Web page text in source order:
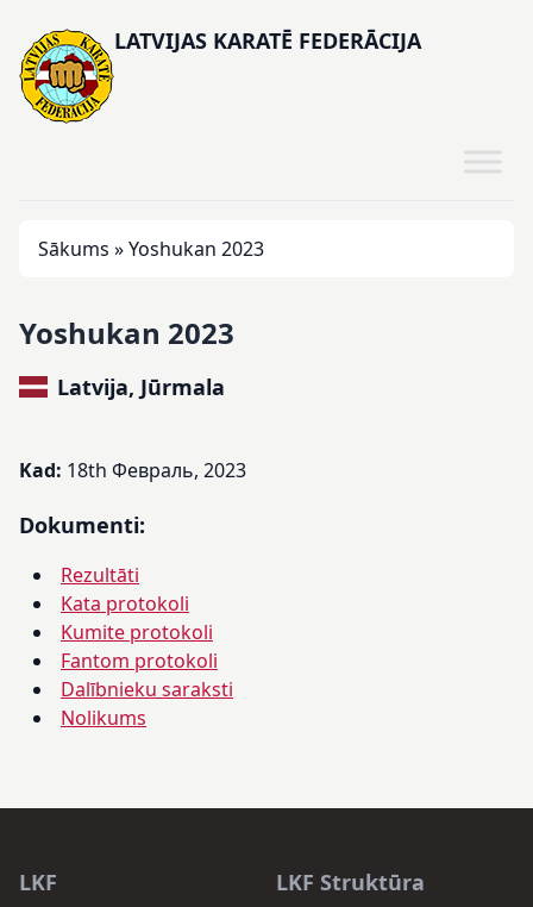
LATVIJAS KARATĒ FEDERĀCIJA
Sākums »Yoshukan 2023
Yoshukan 2023
Latvija, Jūrmala
Kad: 18th Февраль, 2023
Dokumenti:
Rezultāti
Kata protokoli
Kumite protokoli
Fantom protokoli
Dalībnieku saraksti
Nolikums
LKF LKF Struktūra